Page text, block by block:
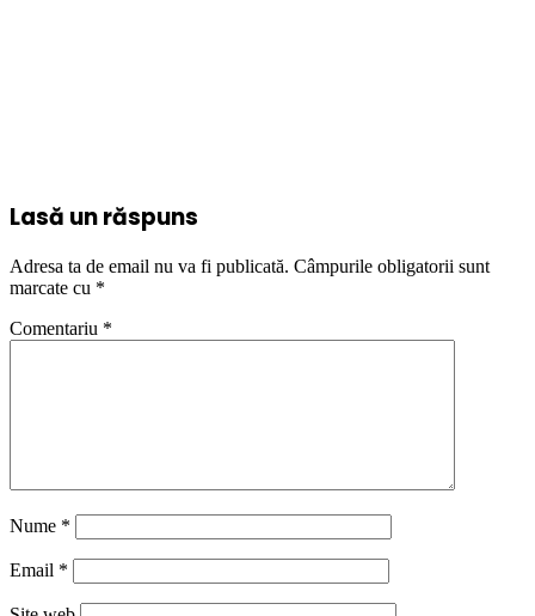
Lasă un răspuns
Adresa ta de email nu va fi publicată. Câmpurile obligatorii sunt
marcate cu *
Comentariu *
Nume *
Email *